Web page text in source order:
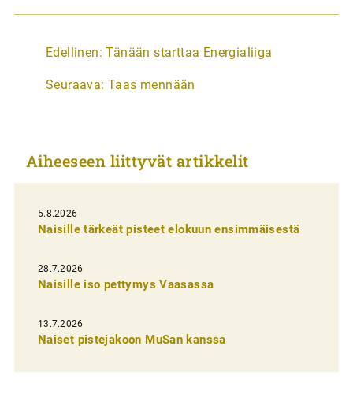
A
t
k
e
l
i
e
n
e
Edellinen: Tänään starttaa Energialiiga
Seuraava: Taas mennään
Aiheeseen liittyvät artikkelit
5.8.2026
Naisille tärkeät pisteet elokuun ensimmäisestä
28.7.2026
Naisille iso pettymys Vaasassa
13.7.2026
Naiset pistejakoon MuSan kanssa